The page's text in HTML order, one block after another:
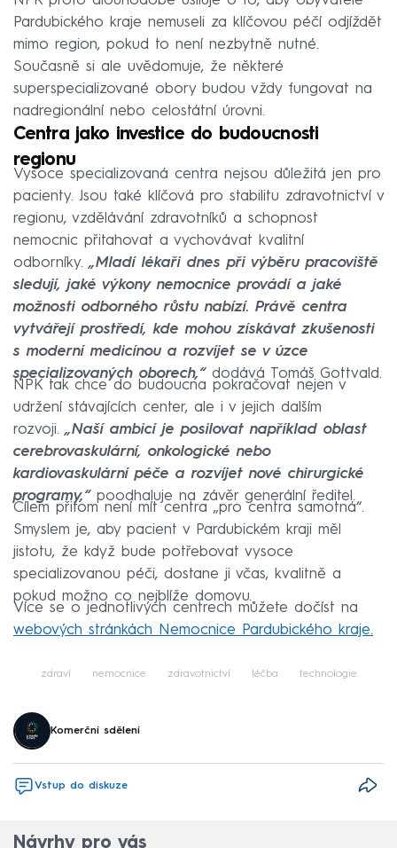
Pardubického kraje nemuseli za klíčovou péčí odjíždět
mimo region, pokud to není nezbytně nutné.
Současně si ale uvědomuje, že některé
superspecializované obory budou vždy fungovat na
nadregionální nebo celostátní úrovni.
Centra jako investice do budoucnosti
regionu
Vysoce specializovaná centra nejsou důležitá jen pro
pacienty. Jsou také klíčová pro stabilitu zdravotnictví v
regionu, vzdělávání zdravotníků a schopnost
nemocnic přitahovat a vychovávat kvalitní
odborníky.„Mladí lékaři dnes při výběru pracoviště
sledují, jaké výkony nemocnice provádí a jaké
možnosti odborného růstu nabízí. Právě centra
vytvářejí prostředí, kde mohou získávat zkušenosti
s moderní medicínou a rozvíjet se v úzce
specializovaných oborech,“dodává Tomáš Gottvald.
NPK tak chce do budoucna pokračovat nejen v
udržení stávajících center, ale i v jejich dalším
rozvoji.„Naší ambicí je posilovat například oblast
cerebrovaskulární, onkologické nebo
kardiovaskulární péče a rozvíjet nové chirurgické
programy,“poodhaluje na závěr generální ředitel.
Cílem přitom není mít centra „pro centra samotná“.
Smyslem je, aby pacient v Pardubickém kraji měl
jistotu, že když bude potřebovat vysoce
specializovanou péči, dostane ji včas, kvalitně a
pokud možno co nejblíže domovu.
Více se o jednotlivých centrech můžete dočíst na
webových stránkách Nemocnice Pardubického kraje.
zdraví nemocnice zdravotnictví léčba technologie
Komerční sdělení
Vstup do diskuze
Návrhy pro vás